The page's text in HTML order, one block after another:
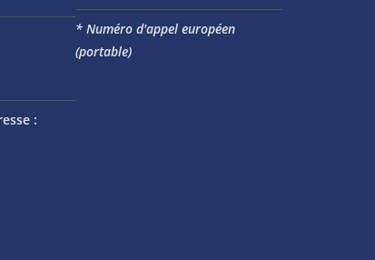
:
* Numéro d'appel européen
(portable)